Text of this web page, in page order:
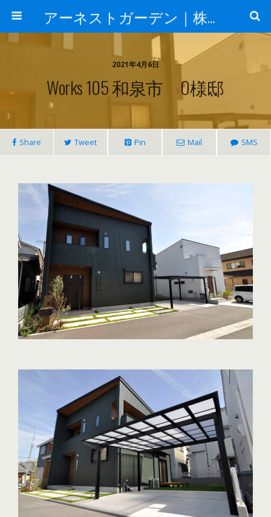
アーネストガーデン｜株式会社三栄建設
2021年4月6日
Works 105 和泉市 O様邸
Share Tweet Pin Mail SMS